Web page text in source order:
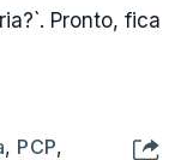
Pronto, fica
, PCP,